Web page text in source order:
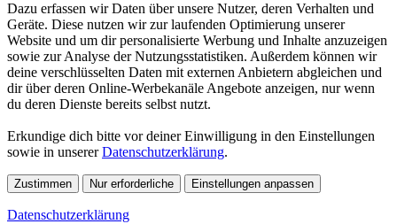
Dazu erfassen wir Daten über unsere Nutzer, deren Verhalten und
Geräte. Diese nutzen wir zur laufenden Optimierung unserer
Website und um dir personalisierte Werbung und Inhalte anzuzeigen
sowie zur Analyse der Nutzungsstatistiken. Außerdem können wir
deine verschlüsselten Daten mit externen Anbietern abgleichen und
dir über deren Online-Werbekanäle Angebote anzeigen, nur wenn
du deren Dienste bereits selbst nutzt.
Erkundige dich bitte vor deiner Einwilligung in den Einstellungen
sowie in unsererDatenschutzerklärung.
Zustimmen Nur erforderliche Einstellungen anpassen
Datenschutzerklärung